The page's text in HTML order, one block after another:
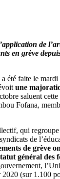
de
en grève
été faite le
une
saluent
Fofana,
qui
de
de grève
général des
(sur 1.100